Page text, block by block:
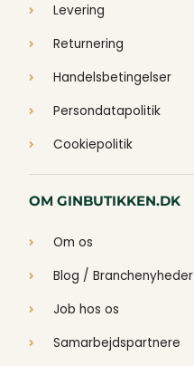
Levering
Returnering
Handelsbetingelser
Persondatapolitik
Cookiepolitik
OM GINBUTIKKEN.DK
Om os
Blog / Branchenyheder
Job hos os
Samarbejdspartnere